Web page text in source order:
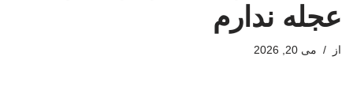
عجله ندارم
از می 20, 2026